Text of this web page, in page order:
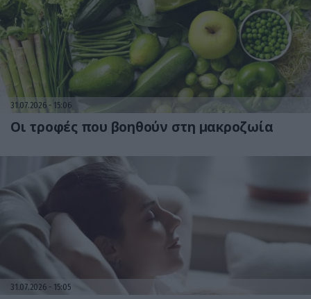
31.07.2026 15:06
Οι τροφές που βοηθούν στη μακροζωία
31.07.2026 15:05